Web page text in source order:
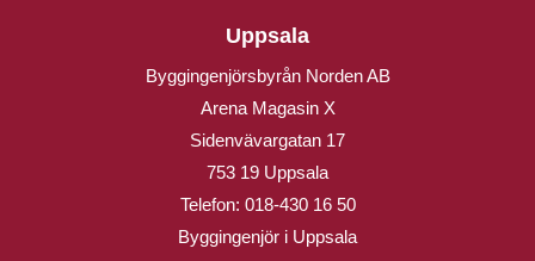
Uppsala
Byggingenjörsbyrån Norden AB
Arena Magasin X
Sidenvävargatan 17
753 19 Uppsala
Telefon: 018-430 16 50
Byggingenjör i Uppsala